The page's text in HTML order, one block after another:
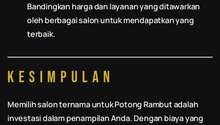
Bandingkan harga dan layanan yang ditawarkan
oleh berbagai salon untuk mendapatkan yang
terbaik.
Kesimpulan
Memilih salon ternama untukPotong Rambutadalah
investasi dalam penampilan Anda. Dengan biaya yang